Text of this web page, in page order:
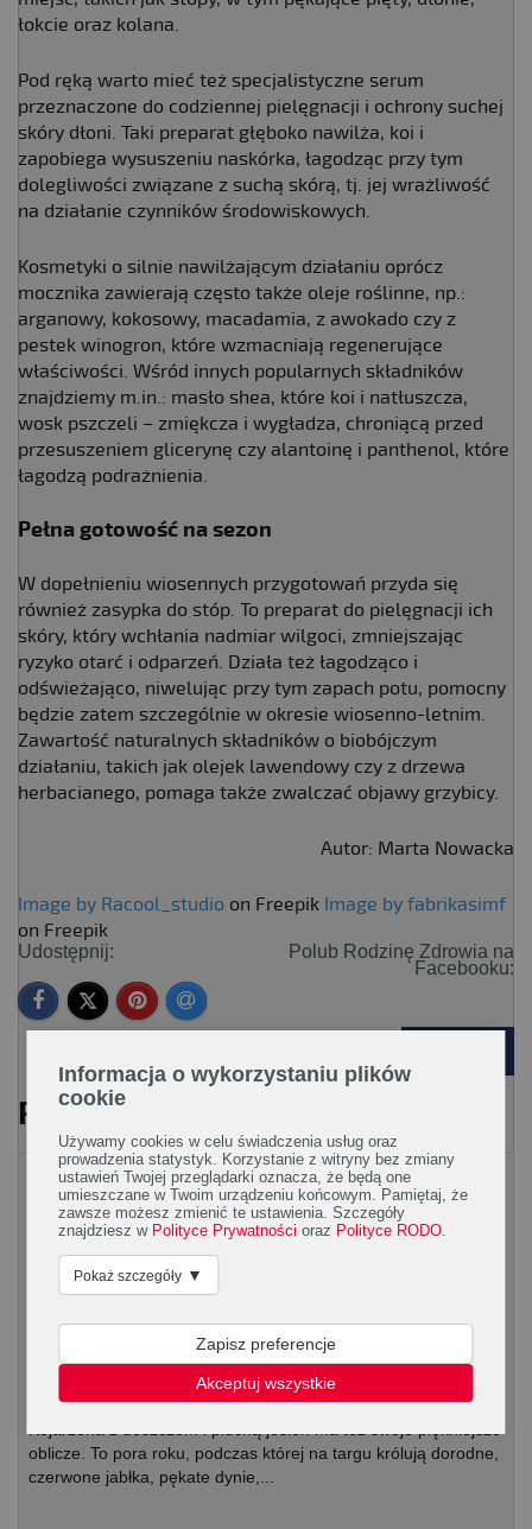
łokcie oraz kolana.
Pod ręką warto mieć też specjalistyczne serum
przeznaczone do codziennej pielęgnacji i ochrony suchej
skóry dłoni. Taki preparat głęboko nawilża, koi i
zapobiega wysuszeniu naskórka, łagodząc przy tym
dolegliwości związane z suchą skórą, tj. jej wrażliwość
na działanie czynników środowiskowych.
Kosmetyki o silnie nawilżającym działaniu oprócz
mocznika zawierają często także oleje roślinne, np.:
arganowy, kokosowy, macadamia, z awokado czy z
pestek winogron, które wzmacniają regenerujące
właściwości. Wśród innych popularnych składników
znajdziemy m.in.: masło shea, które koi i natłuszcza,
wosk pszczeli – zmiękcza i wygładza, chroniącą przed
przesuszeniem glicerynę czy alantoinę i panthenol, które
łagodzą podrażnienia.
Pełna gotowość na sezon
W dopełnieniu wiosennych przygotowań przyda się
również zasypka do stóp. To preparat do pielęgnacji ich
skóry, który wchłania nadmiar wilgoci, zmniejszając
ryzyko otarć i odparzeń. Działa też łagodząco i
odświeżająco, niwelując przy tym zapach potu, pomocny
będzie zatem szczególnie w okresie wiosenno-letnim.
Zawartość naturalnych składników o biobójczym
działaniu, takich jak olejek lawendowy czy z drzewa
herbacianego, pomaga także zwalczać objawy grzybicy.
Autor: Marta Nowacka
Image by Racool_studio on Freepik Image by fabrikasimf
on Freepik
Udostępnij:
Polub Rodzinę Zdrowia na
Facebooku:
PRZECZYTAJ RÓWNIEŻ
Artykuły spożywcze
Grzyby – skarby jesieni
oblicze. To pora roku, podczas której na targu królują dorodne,
czerwone jabłka, pękate dynie,...
Informacja o wykorzystaniu plików
cookie
Używamy cookies w celu świadczenia usług oraz
prowadzenia statystyk. Korzystanie z witryny bez zmiany
ustawień Twojej przeglądarki oznacza, że będą one
umieszczane w Twoim urządzeniu końcowym. Pamiętaj, że
zawsze możesz zmienić te ustawienia. Szczegóły
znajdziesz w Polityce Prywatności oraz Polityce RODO.
Pokaż szczegóły ▼
Zapisz preferencje
Akceptuj wszystkie